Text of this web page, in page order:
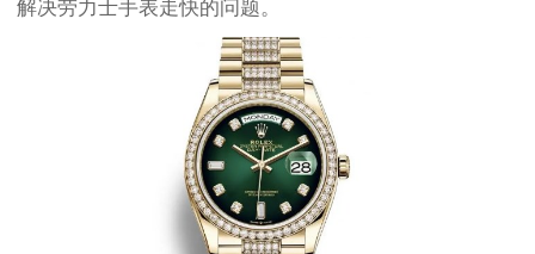
解决劳力士手表走快的问题。